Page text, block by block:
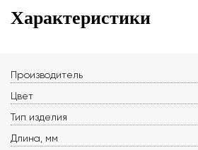
Характеристики
Производитель
Цвет
Тип изделия
Длина, мм